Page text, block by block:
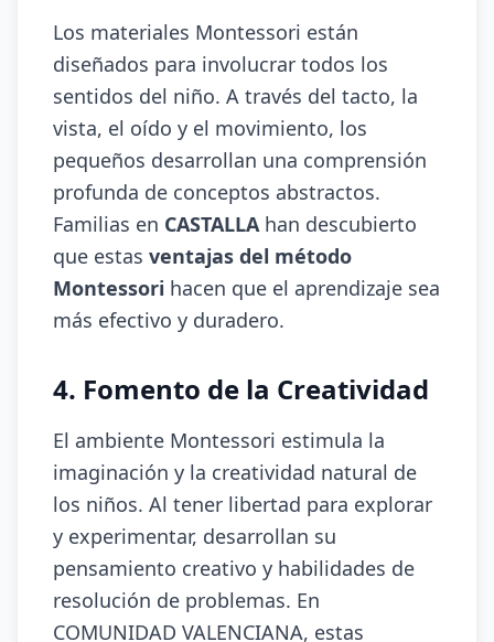
Los materiales Montessori están
diseñados para involucrar todos los
sentidos del niño. A través del tacto, la
vista, el oído y el movimiento, los
pequeños desarrollan una comprensión
profunda de conceptos abstractos.
Familias en CASTALLAhan descubierto
que estas ventajas del método
Montessori hacen que el aprendizaje sea
más efectivo y duradero.
4. Fomento de la Creatividad
El ambiente Montessori estimula la
imaginación y la creatividad natural de
los niños. Al tener libertad para explorar
y experimentar, desarrollan su
pensamiento creativo y habilidades de
resolución de problemas. En
COMUNIDAD VALENCIANA, estas